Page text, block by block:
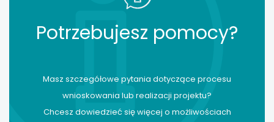
Potrzebujesz pomocy?
Masz szczegółowe pytania dotyczące procesu
wnioskowania lub realizacji projektu?
Chcesz dowiedzieć się więcej o możliwościach